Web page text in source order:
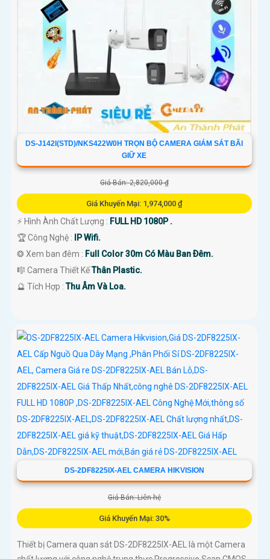
DS-J142I(STD)/NKS422W0H TRỌN BỘ CAMERA GIÁM SÁT BÃI
GIỮ XE
Giá Bán: 2,820,000 ₫
Giá Khuyến Mại: 1,974,000 ₫
️⚡ Hình Ành Chất Lượng : FULL HD 1080P .
🏆 Công Nghệ :
IP Wifi.
❂ Xem ban đêm : Full Color 30m Có Màu Ban Ðêm.
🎼️ Camera Thiết KếThân Plastic.
️🔮 Tích Hợp :Thu Âm Và Loa.
DS-2DF8225IX-AEL CAMERA HIKVISION
Giá Bán: Liên hệ
Giá Khuyến Mại: 30%
Thiết bị Camera quan sát DS-2DF8225IX-AEL là một Camera